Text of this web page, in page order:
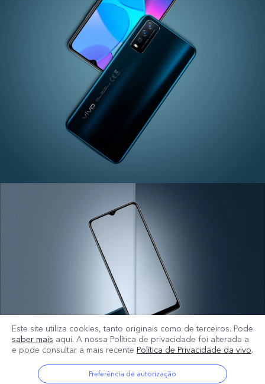
Este site utiliza cookies, tanto originais como de terceiros. Pode
saber mais aqui. A nossa Política de privacidade foi alterada a
e pode consultar a mais recente Política de Privacidade da vivo.
Preferência de autorização